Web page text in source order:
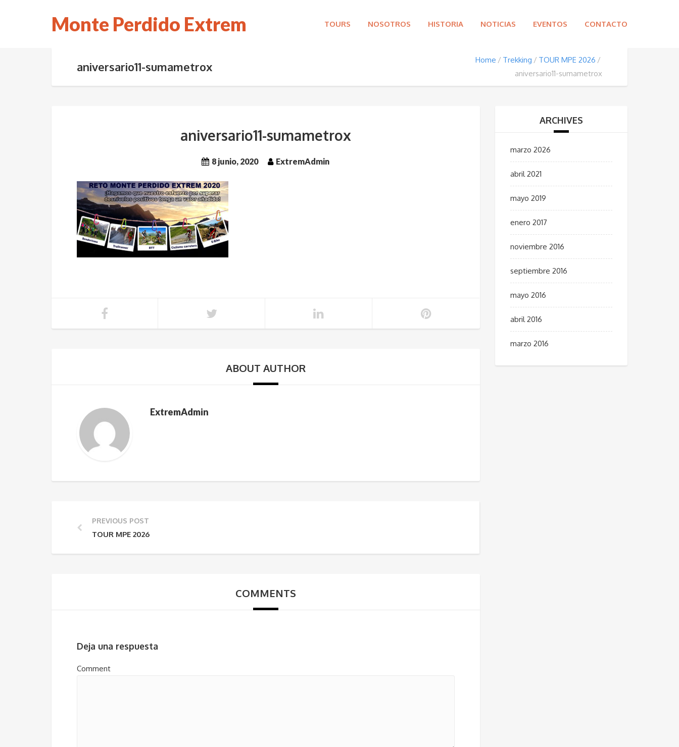
Monte Perdido Extrem TOURS NOSOTROS HISTORIA NOTICIAS EVENTOS CONTACTO
aniversario11-sumametrox Home Trekking
TOUR MPE 2026
aniversario11-sumametrox
aniversario11-sumametrox
8 junio, 2020 ExtremAdmin
ABOUT AUTHOR
ExtremAdmin
PREVIOUS POST
TOUR MPE 2026
COMMENTS
Deja una respuesta
Comment
ARCHIVES
marzo 2026
abril 2021
mayo 2019
enero 2017
noviembre 2016
septiembre 2016
mayo 2016
abril 2016
marzo 2016